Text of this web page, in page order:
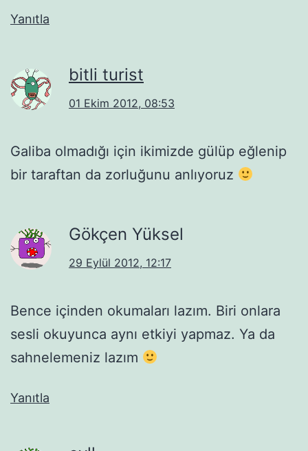
Yanıtla
bitli turist
01 Ekim 2012, 08:53
Galiba olmadığı için ikimizde gülüp eğlenip
bir taraftan da zorluğunu anlıyoruz
Gökçen Yüksel
29 Eylül 2012, 12:17
Bence içinden okumaları lazım. Biri onlara
sesli okuyunca aynı etkiyi yapmaz. Ya da
sahnelemeniz lazım
Yanıtla